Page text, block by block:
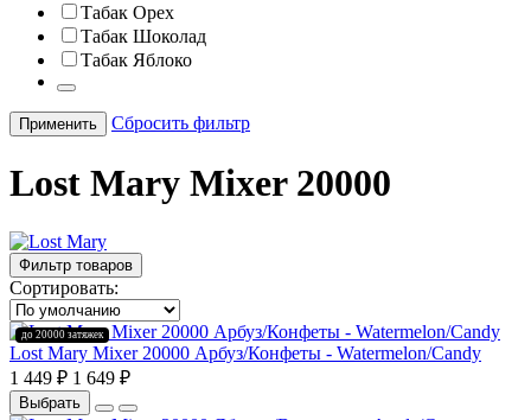
Табак Орех
Табак Шоколад
Табак Яблоко
Применить Сбросить фильтр
Lost Mary Mixer 20000
Фильтр товаров
Сортировать:
до 20000 затяжек
Lost Mary Mixer 20000 Арбуз/Конфеты - Watermelon/Candy
1 449 ₽ 1 649 ₽
Выбрать